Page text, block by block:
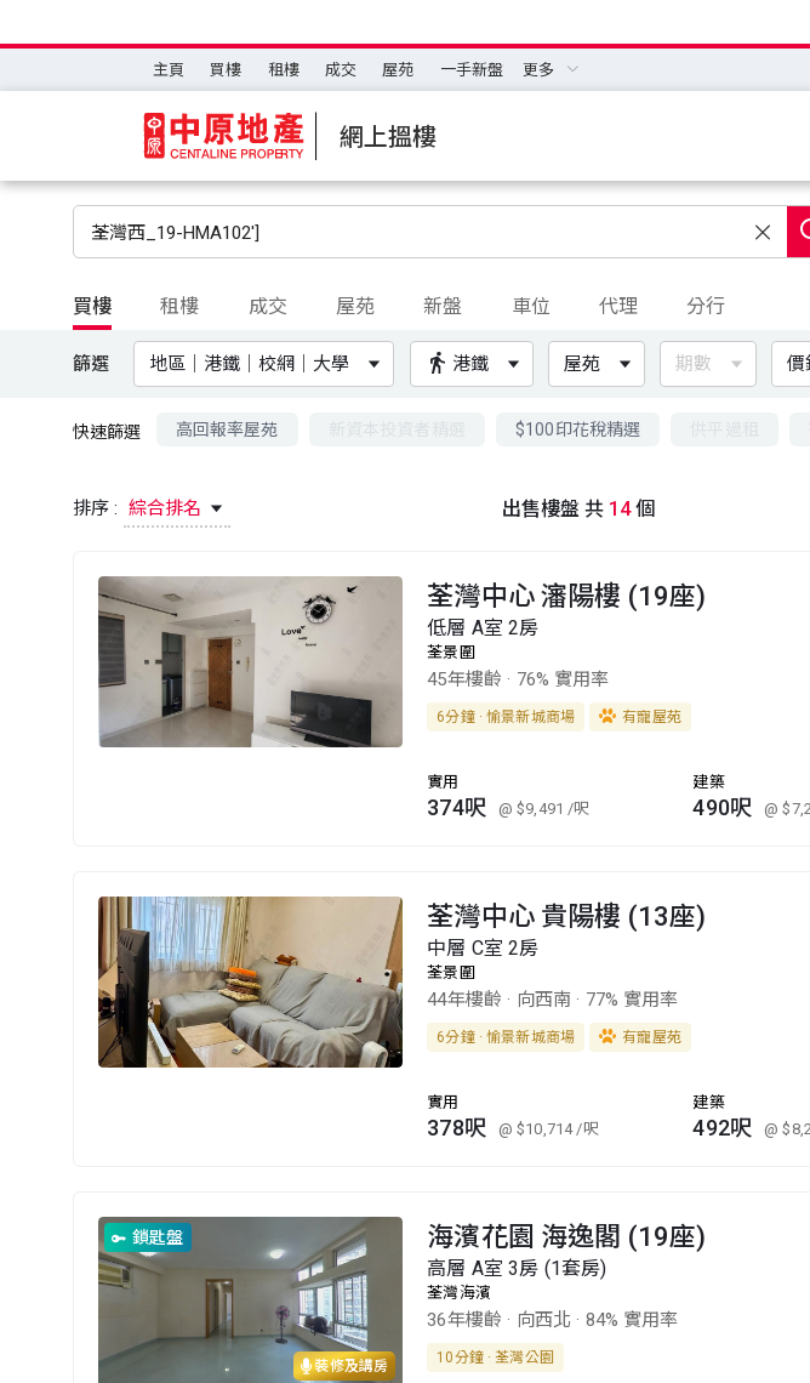
主頁 買樓 租樓 成交 屋苑 一手新盤 更多
網上搵樓
買樓 租樓 成交 屋苑 新盤 車位 代理 分行
篩選 地區｜港鐵｜校網｜大學 港鐵 屋苑 期數 價
快速篩選 高回報率屋苑 $100印花稅精選
排序 : 綜合排名 出售樓盤 共 14個
荃灣中心 瀋陽樓 (19座)
低層 A室 2房
荃景圍
45年樓齡 · 76% 實用率
6分鐘 · 愉景新城商場 有寵屋苑
實用
374呎 @ $9,491 /呎
建築
490呎 @
荃灣中心 貴陽樓 (13座)
中層 C室 2房
荃景圍
44年樓齡 · 向西南 · 77% 實用率
6分鐘 · 愉景新城商場 有寵屋苑
實用
378呎 @ $10,714 /呎
建築
492呎 @
裝修及講房
鎖匙盤 海濱花園 海逸閣 (19座)
高層 A室 3房 (1套房)
荃灣海濱
36年樓齡 · 向西北 · 84% 實用率
10分鐘 · 荃灣公園